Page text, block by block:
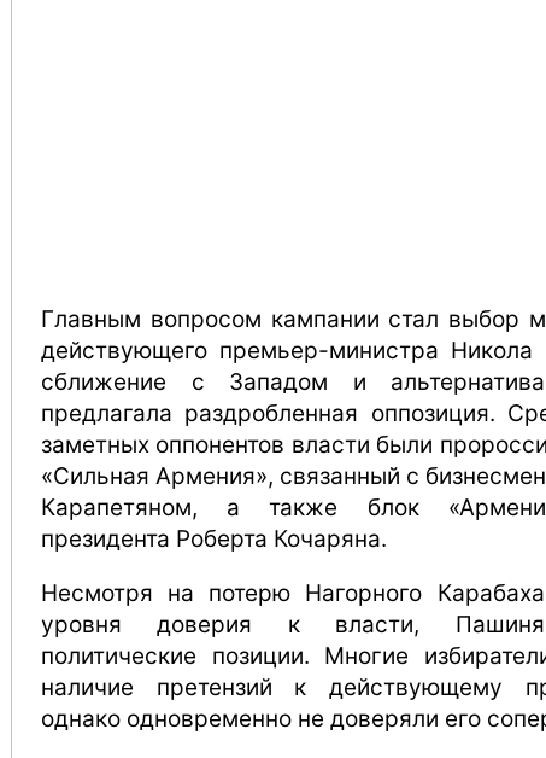
Главным вопросом кампании стал выбор
действующего премьер-министра
сближение с Западом и
предлагала раздробленная оппозиция.
заметных оппонентов власти были
«Сильная Армения», связанный с
Карапетяном, а также блок
президента Роберта Кочаряна.
Несмотря на потерю Нагорного
уровня доверия к власти,
политические позиции. Многие
наличие претензий к действующему
однако одновременно не доверяли его